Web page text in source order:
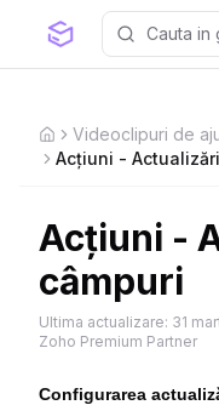
HomeVideoclipuri de
Acțiuni -
Acțiuni -
câmpuri
Ultima actualizare: 31
Zoho Premium Partner
Configurarea